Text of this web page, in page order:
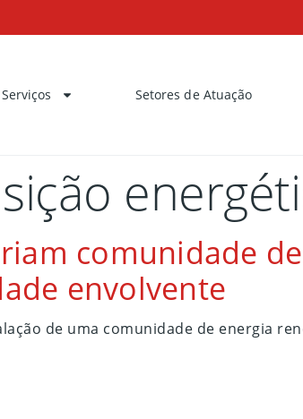
Serviços Setores de Atuação
comunidade
envolvente
de uma comunidade de energia